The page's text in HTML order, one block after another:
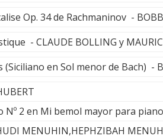
Op. 34 de Rachmaninov -
- CLAUDE BOLLING y
(Siciliano en Sol menor de Bach) -
Nº 2 en Mi bemol mayor para
MENUHIN,HEPHZIBAH